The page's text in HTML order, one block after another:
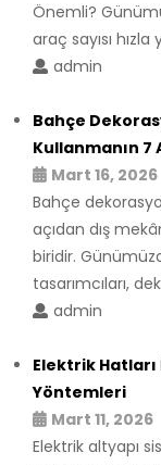
Önemli?
araç sayısı
admin
Bahçe
Kullanmanın 7
Mart 16, 2026
Bahçe
açıdan dış
biridir.
tasarımcıları,
admin
Elektrik
Yöntemleri
Mart 11, 2026
Elektrik altyapı